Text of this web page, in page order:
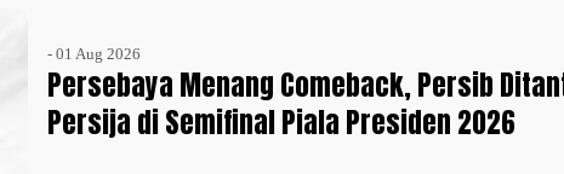
- 01 Aug 2026
Persebaya Menang Comeback, Persib
Persija di Semifinal Piala Presiden 2026